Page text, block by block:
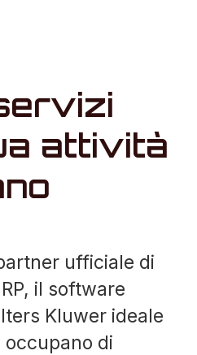
attività
ufficiale di
il software
Kluwer ideale
occupano di